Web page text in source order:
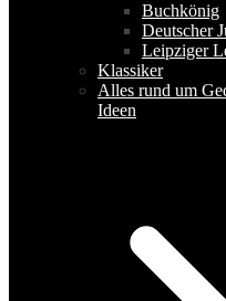
Buchkönig
Deutscher
Leipziger
Klassiker
Alles rund um
Ideen